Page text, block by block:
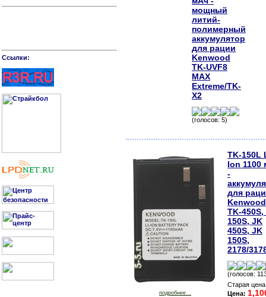
Cсылки:
мощный
литий-
полимерный
аккумулятор
для рации
Kenwood
TK-UVF8
MAX
Extreme/TK-
X2
(голосов: 5)
подробнее...
TK-150L
Ion 1100
-
для
Kenwood
TK-450S,
150S, JK
450S, JK
150S,
2178/
(голосов:
Старая
Цена: